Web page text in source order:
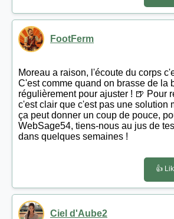
FootFerm
Moreau a raison, l'écoute du corps
C'est comme quand on brasse de la
régulièrement pour ajuster ! 🍺 Pour
c'est clair que c'est pas une solution
ça peut donner un coup de pouce,
WebSage54, tiens-nous au jus de
dans quelques semaines !
👍
Ciel d'Aube2